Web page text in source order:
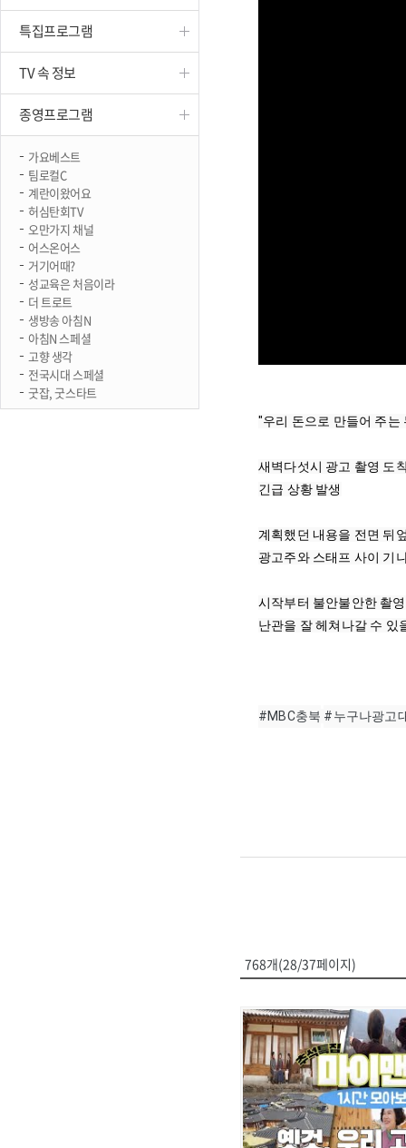
특집프로그램
TV 속 정보
종영프로그램
가요베스트
팀로컬C
계란이왔어요
허심탄회TV
오만가지 채널
어스온어스
거기어때?
성교육은 처음이라
더 트로트
생방송 아침N
아침N 스페셜
고향 생각
전국시대 스페셜
굿잡, 굿스타트
"우리 돈으로 만들어 주는
새벽다섯시 광고 촬영 도
긴급 상황 발생
계획했던 내용을 전면 뒤
광고주와 스태프 사이 기
시작부터 불안불안한 촬
난관을 잘 헤쳐나갈 수 있
#MBC충북 #누구나광고
768개(28/37페이지)